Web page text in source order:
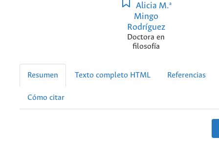
Alicia M.ª
Mingo
Rodríguez
Doctora en
filosofía
Resumen Texto completo HTML Referencias
Cómo citar